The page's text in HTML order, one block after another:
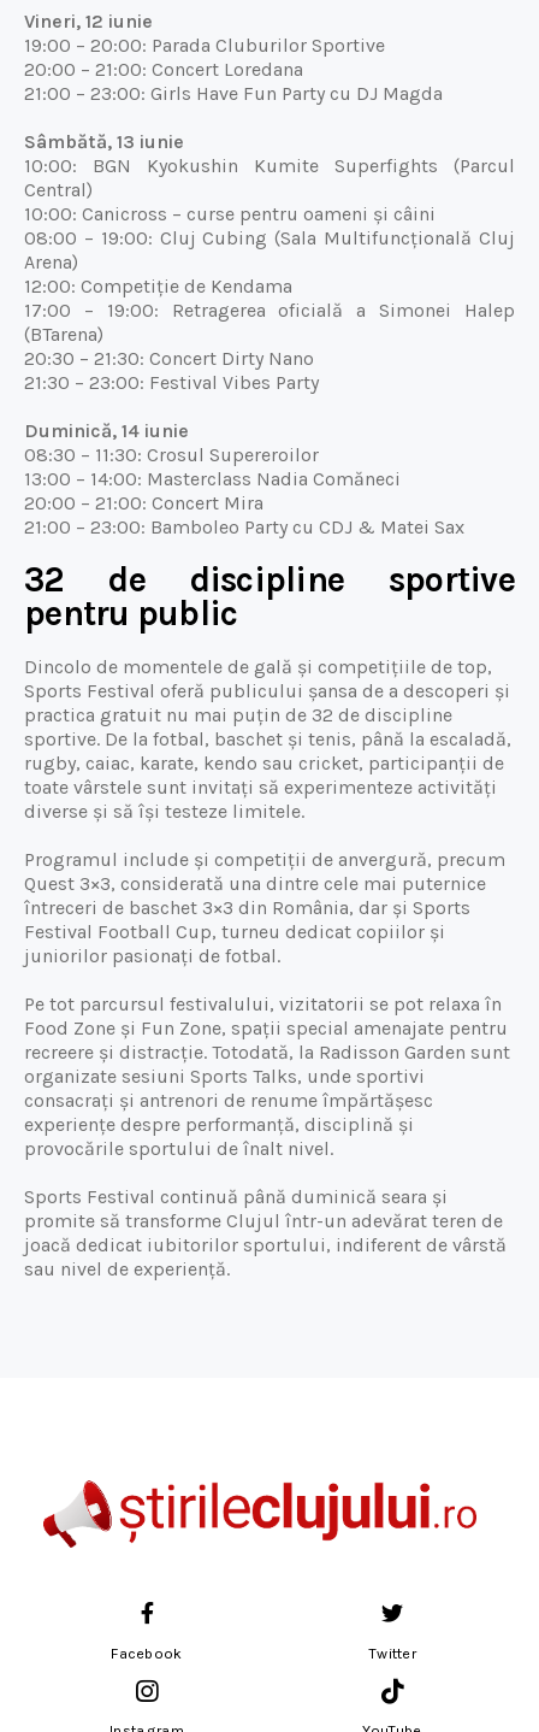
Vineri, 12 iunie
19:00 – 20:00: Parada Cluburilor Sportive
20:00 – 21:00: Concert Loredana
21:00 – 23:00: Girls Have Fun Party cu DJ Magda
Sâmbătă, 13 iunie
10:00: BGN Kyokushin Kumite Superfights (Parcul
Central)
10:00: Canicross – curse pentru oameni și câini
08:00 – 19:00: Cluj Cubing (Sala Multifuncțională Cluj
Arena)
12:00: Competiție de Kendama
17:00 – 19:00: Retragerea oficială a Simonei Halep
(BTarena)
20:30 – 21:30: Concert Dirty Nano
21:30 – 23:00: Festival Vibes Party
Duminică, 14 iunie
08:30 – 11:30: Crosul Supereroilor
13:00 – 14:00: Masterclass Nadia Comăneci
20:00 – 21:00: Concert Mira
21:00 – 23:00: Bamboleo Party cu CDJ & Matei Sax
32 de discipline sportive
pentru public
Dincolo de momentele de gală și competițiile de top,
Sports Festival oferă publicului șansa de a descoperi și
practica gratuit nu mai puțin de 32 de discipline
sportive. De la fotbal, baschet și tenis, până la escaladă,
rugby, caiac, karate, kendo sau cricket, participanții de
toate vârstele sunt invitați să experimenteze activități
diverse și să își testeze limitele.
Programul include și competiții de anvergură, precum
Quest 3×3, considerată una dintre cele mai puternice
întreceri de baschet 3×3 din România, dar și Sports
Festival Football Cup, turneu dedicat copiilor și
juniorilor pasionați de fotbal.
Pe tot parcursul festivalului, vizitatorii se pot relaxa în
Food Zone și Fun Zone, spații special amenajate pentru
recreere și distracție. Totodată, la Radisson Garden sunt
organizate sesiuni Sports Talks, unde sportivi
consacrați și antrenori de renume împărtășesc
experiențe despre performanță, disciplină și
provocările sportului de înalt nivel.
Sports Festival continuă până duminică seara și
promite să transforme Clujul într-un adevărat teren de
joacă dedicat iubitorilor sportului, indiferent de vârstă
sau nivel de experiență.
Facebook Twitter